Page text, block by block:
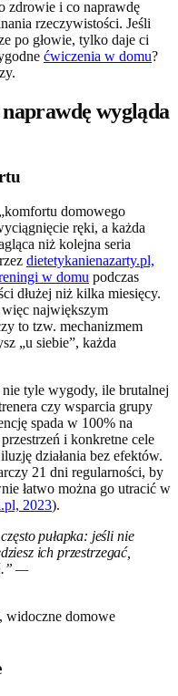
zdrowie i co naprawdę
rzeczywistości. Jeśli
po głowie, tylko daje ci
ćwiczenia w domu?
wygląda
domowego
ręki, a każda
niż kolejna seria
dietetykanienazarty.pl,
w domu podczas
dłużej niż kilka miesięcy.
największym
to tzw. mechanizmem
„u siebie”, każda
tyle wygody, ile brutalnej
czy wsparcia grupy
spada w 100% na
i konkretne cele
działania bez efektów.
21 dni regularności, by
łatwo można go utracić w
2023).
pułapka: jeśli nie
ich przestrzegać,
—